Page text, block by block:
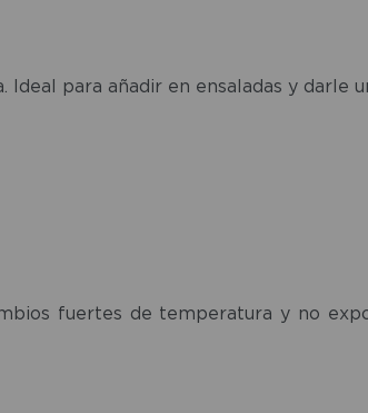
para añadir en ensaladas y darle
fuertes de temperatura y no